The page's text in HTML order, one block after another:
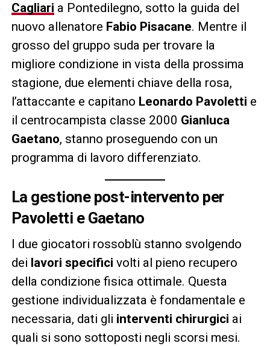
Cagliari a Pontedilegno, sotto la guida del
nuovo allenatore Fabio Pisacane. Mentre il
grosso del gruppo suda per trovare la
migliore condizione in vista della prossima
stagione, due elementi chiave della rosa,
l’attaccante e capitano Leonardo Pavoletti e
il centrocampista classe 2000 Gianluca
Gaetano, stanno proseguendo con un
programma di lavoro differenziato.
La gestione post-intervento per
Pavoletti e Gaetano
I due giocatori rossoblù stanno svolgendo
dei lavori specifici volti al pieno recupero
della condizione fisica ottimale. Questa
gestione individualizzata è fondamentale e
necessaria, dati gli interventi chirurgici ai
quali si sono sottoposti negli scorsi mesi.